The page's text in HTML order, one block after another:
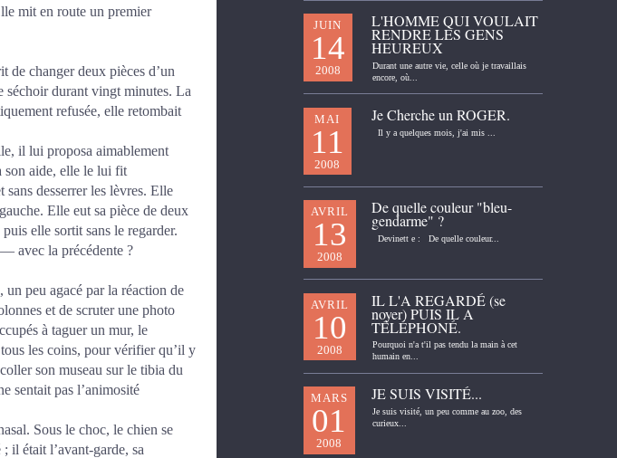
mit en route un premier
de changer deux pièces d’un
séchoir durant vingt minutes. La
refusée, elle retombait
il lui proposa aimablement
son aide, elle le lui fit
sans desserrer les lèvres. Elle
Elle eut sa pièce de deux
elle sortit sans le regarder.
avec la précédente ?
peu agacé par la réaction de
et de scruter une photo
à taguer un mur, le
les coins, pour vérifier qu’il y
son museau sur le tibia du
sentait pas l’animosité
Sous le choc, le chien se
il était l’avant-garde, sa
JUIN
14
2008
L'HOMME QUI VOULAIT
RENDRE LES GENS
HEUREUX
Durant une autre vie, celle où je travaillais
encore, où...
MAI
11
2008
Je Cherche un ROGER.
Il y a quelques mois, j'ai mis ...
AVRIL
13
2008
De quelle couleur "bleu-
gendarme" ?
Devinett e : De quelle couleur...
AVRIL
10
2008
IL L'A REGARDÉ (se
noyer) PUIS IL A
TÉLÉPHONÉ.
Pourquoi n'a t'il pas tendu la main à cet
humain en...
MARS
01
2008
JE SUIS VISITÉ...
Je suis visité, un peu comme au zoo, des
curieux...